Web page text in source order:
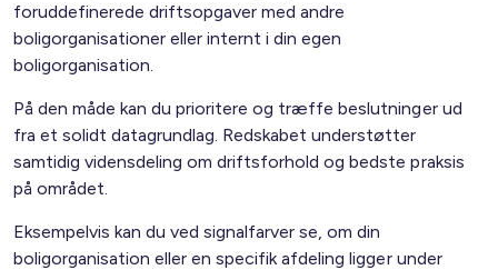
foruddefinerede driftsopgaver med andre
boligorganisationer eller internt i din egen
boligorganisation.
På den måde kan du prioritere og træffe beslutninger ud
fra et solidt datagrundlag. Redskabet understøtter
samtidig vidensdeling om driftsforhold og bedste praksis
på området.
Eksempelvis kan du ved signalfarver se, om din
boligorganisation eller en specifik afdeling ligger under